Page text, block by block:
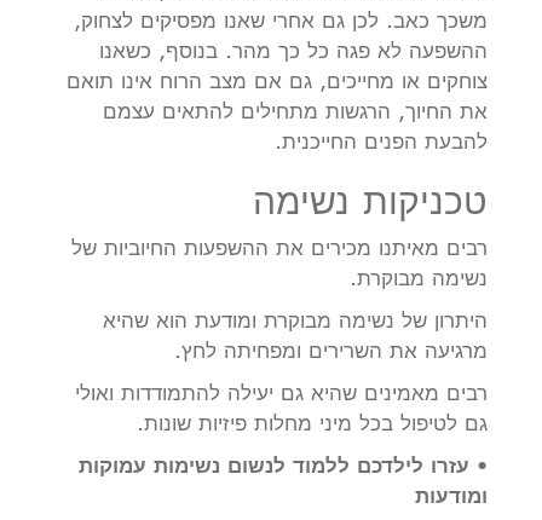
משכך כאב. לכן גם אחרי שאנו מפסיקים לצחוק,
ההשפעה לא פגה כל כך מהר. בנוסף, כשאנו
צוחקים או מחייכים, גם אם מצב הרוח אינו תואם
את החיוך, הרגשות מתחילים להתאים עצמם
להבעת הפנים החייכנית.
טכניקות נשימה
רבים מאיתנו מכירים את ההשפעות החיוביות של
נשימה מבוקרת.
היתרון של נשימה מבוקרת ומודעת הוא שהיא
מרגיעה את השרירים ומפחיתה לחץ.
רבים מאמינים שהיא גם יעילה להתמודדות ואולי
גם לטיפול בכל מיני מחלות פיזיות שונות.
• עזרו לילדכם ללמוד לנשום נשימות עמוקות
ומודעות